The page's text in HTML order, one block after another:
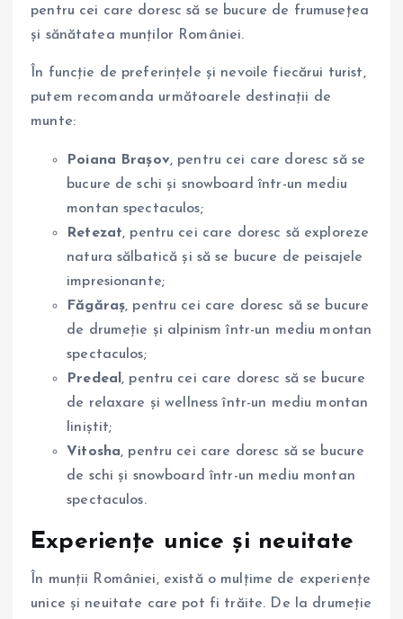
pentru cei care doresc să se bucure de frumusețea
și sănătatea munților României.
În funcție de preferințele și nevoile fiecărui turist,
putem recomanda următoarele destinații de
munte:
Poiana Brașov, pentru cei care doresc să se
bucure de schi și snowboard într-un mediu
montan spectaculos;
Retezat, pentru cei care doresc să exploreze
natura sălbatică și să se bucure de peisajele
impresionante;
Făgăraș, pentru cei care doresc să se bucure
de drumeție și alpinism într-un mediu montan
spectaculos;
Predeal , pentru cei care doresc să se bucure
de relaxare și wellness într-un mediu montan
liniștit;
Vitosha, pentru cei care doresc să se bucure
de schi și snowboard într-un mediu montan
spectaculos.
Experiențe unice și neuitate
În munții României, există o mulțime de experiențe
unice și neuitate care pot fi trăite. De la drumeție